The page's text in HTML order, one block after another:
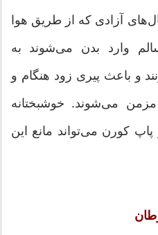
آزادی که از طریق هوا
وارد بدن می‌شوند به
و باعث پیری زود هنگام و
می‌شوند. خوشبختانه
کورن می‌تواند مانع این